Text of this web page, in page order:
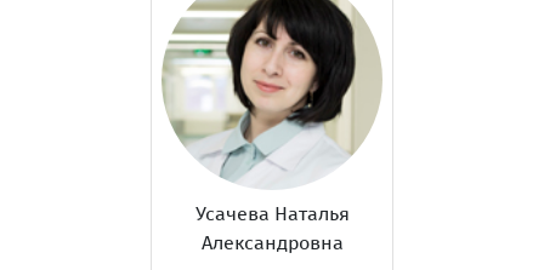
Усачева Наталья
Александровна